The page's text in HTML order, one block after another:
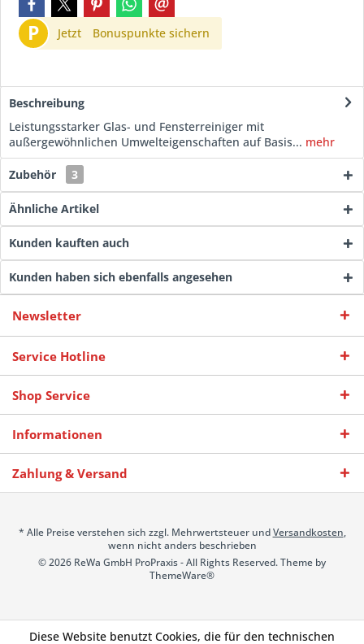
P Jetzt Bonuspunkte sichern
Beschreibung
Leistungsstarker Glas- und Fensterreiniger mit
außergewöhnlichen Umwelteigenschaften auf Basis... mehr
Zubehör 3
Ähnliche Artikel
Kunden kauften auch
Kunden haben sich ebenfalls angesehen
Newsletter
Service Hotline
Shop Service
Informationen
Zahlung & Versand
* Alle Preise verstehen sich zzgl. Mehrwertsteuer undVersandkosten,
wenn nicht anders beschrieben
© 2026 ReWa GmbH ProPraxis - All Rights Reserved. Theme by
ThemeWare®
Diese Website benutzt Cookies, die für den technischen